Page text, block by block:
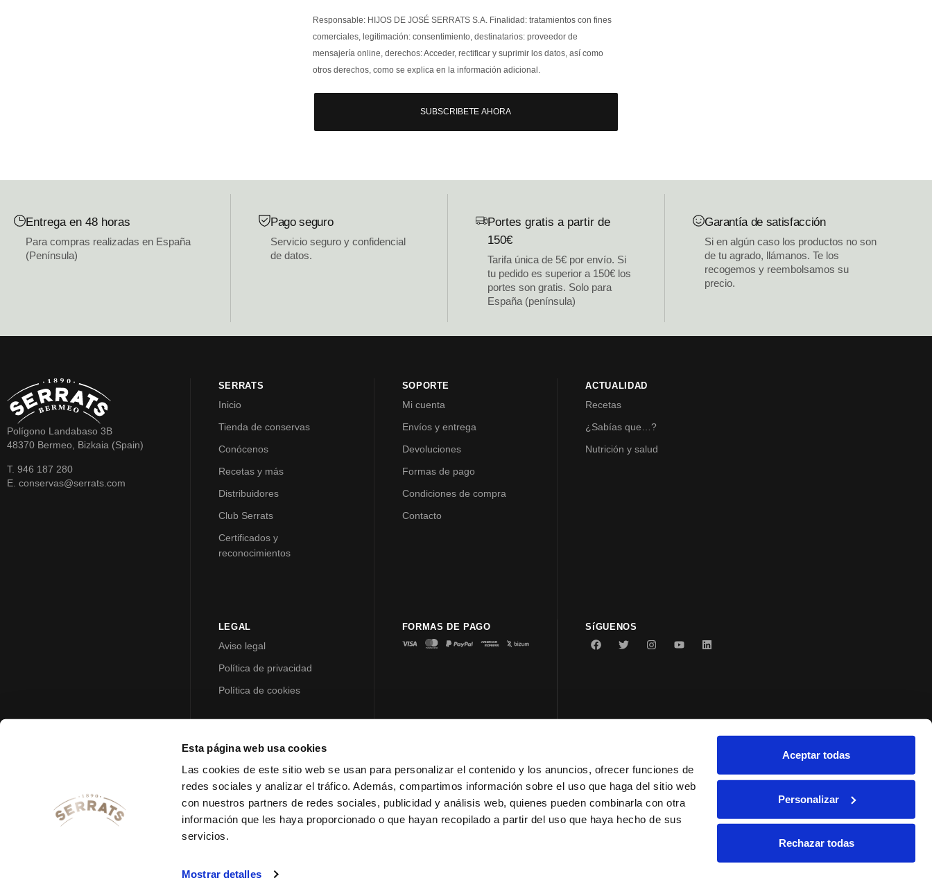
Esta página web usa cookies
Las cookies de este sitio web se usan para personalizar el contenido y los anuncios, ofrecer funciones de
redes sociales y analizar el tráfico. Además, compartimos información sobre el uso que haga del sitio web
con nuestros partners de redes sociales, publicidad y análisis web, quienes pueden combinarla con otra
información que les haya proporcionado o que hayan recopilado a partir del uso que haya hecho de sus
servicios.
Mostrar detalles
Aceptar todas
Personalizar
Rechazar todas
Responsable: HIJOS DE JOSÉ SERRATS S.A. Finalidad: tratamientos con fines
comerciales, legitimación: consentimiento, destinatarios: proveedor de
mensajería online, derechos: Acceder, rectificar y suprimir los datos, así como
otros derechos, como se explica en la información adicional.
SUBSCRIBETE AHORA
Entrega en 48 horas
Para compras realizadas en España
(Península)
Pago seguro
Servicio seguro y confidencial
de datos.
Portes gratis a partir de
150€
Tarifa única de 5€ por envío. Si
tu pedido es superior a 150€ los
portes son gratis. Solo para
España (península)
Garantía de satisfacción
Si en algún caso los productos no son
de tu agrado, llámanos. Te los
recogemos y reembolsamos su
precio.
Polígono Landabaso 3B
48370 Bermeo, Bizkaia (Spain)
T. 946 187 280
E. conservas@serrats.com
SERRATS
Inicio
Tienda de conservas
Conócenos
Recetas y más
Distribuidores
Club Serrats
Certificados y
reconocimientos
SOPORTE
Mi cuenta
Envíos y entrega
Devoluciones
Formas de pago
Condiciones de compra
Contacto
ACTUALIDAD
Recetas
¿Sabías que…?
Nutrición y salud
LEGAL
Aviso legal
Política de privacidad
Política de cookies
FORMAS DE PAGO SíGUENOS
© 2023 Conservas Serrats